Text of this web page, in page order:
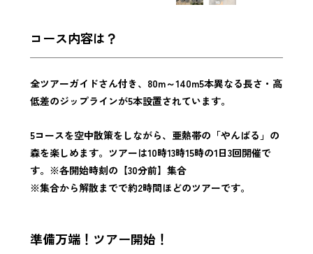
コース内容は？
全ツアーガイドさん付き、80m～140m5本異なる長さ・高
低差のジップラインが5本設置されています。
5コースを空中散策をしながら、亜熱帯の「やんばる」の
森を楽しめます。ツアーは10時13時15時の1日3回開催で
す。※各開始時刻の【30分前】集合
※集合から解散までで約2時間ほどのツアーです。
準備万端！ツアー開始！